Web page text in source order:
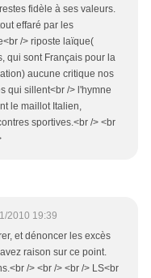
fidèle à ses valeurs.
effaré par les
/> riposte laïque(
qui sont Français pour la
aucune critique nos
qui sillent<br /> l'hymne
le maillot Italien,
sportives.<br /> <br
2010 19:39
et dénoncer les excès
raison sur ce point.
/> <br /> <br /> LS<br